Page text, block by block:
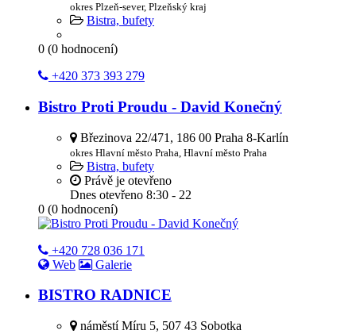
okres Plzeň-sever, Plzeňský kraj
Bistra, bufety
0 (0 hodnocení)
+420 373 393 279
Bistro Proti Proudu - David Konečný
Březinova 22/471, 186 00 Praha 8-Karlín
okres Hlavní město Praha, Hlavní město Praha
Bistra, bufety
Právě je otevřeno
Dnes otevřeno 8:30 - 22
0 (0 hodnocení)
+420 728 036 171
Web
Galerie
BISTRO RADNICE
náměstí Míru 5, 507 43 Sobotka